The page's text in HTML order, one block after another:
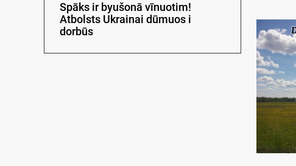
Spāks ir byušonā vīnuotim!
Atbolsts Ukrainai dūmuos i
dorbūs